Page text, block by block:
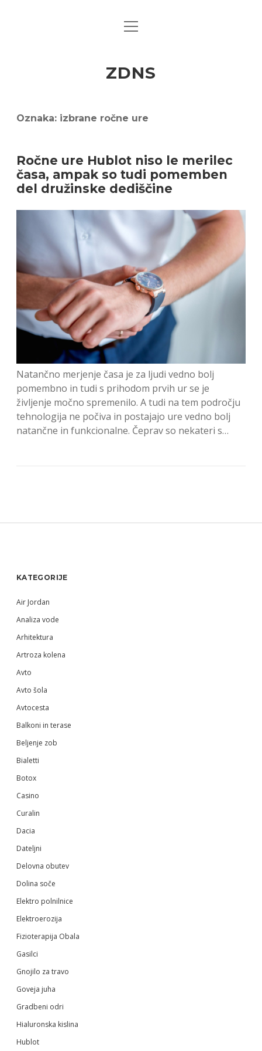
open
ZDNS
Oznaka: izbrane ročne ure
Ročne ure Hublot niso le merilec
časa, ampak so tudi pomemben
del družinske dediščine
Natančno merjenje časa je za ljudi vedno bolj
pomembno in tudi s prihodom prvih ur se je
življenje močno spremenilo. A tudi na tem področju
tehnologija ne počiva in postajajo ure vedno bolj
natančne in funkcionalne. Čeprav so nekateri s…
KATEGORIJE
Air Jordan
Analiza vode
Arhitektura
Artroza kolena
Avto
Avto šola
Avtocesta
Balkoni in terase
Beljenje zob
Bialetti
Botox
Casino
Curalin
Dacia
Dateljni
Delovna obutev
Dolina soče
Elektro polnilnice
Elektroerozija
Fizioterapija Obala
Gasilci
Gnojilo za travo
Goveja juha
Gradbeni odri
Hialuronska kislina
Hublot